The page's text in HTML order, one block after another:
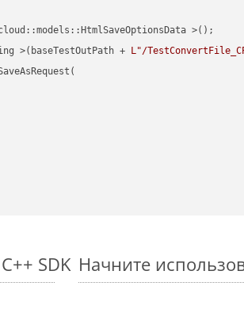
>();
>(baseTestOutPath + L"/
SDK Начните